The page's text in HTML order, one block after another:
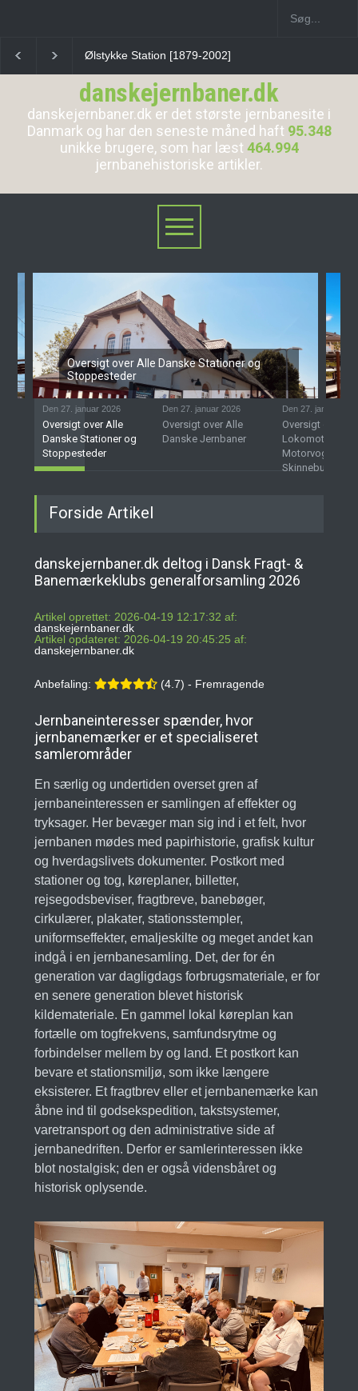
Stenløse Station Veksø Station
danskejernbaner.dk
danskejernbaner.dk er det største jernbanesite i
Danmark og har den seneste måned haft 95.348
unikke brugere, som har læst 464.994
jernbanehistoriske artikler.
Oversigt over Alle Danske Stationer og
Stoppesteder
Den 27. januar 2026
Oversigt over Alle
Danske Stationer og
Stoppesteder
Den 27. januar 2026
Oversigt over Alle
Danske Jernbaner
Den 27. januar
Oversigt over
Lokomotiver,
Motorvogne og
Skinnebusser
Forside Artikel
danskejernbaner.dk deltog i Dansk Fragt- &
Banemærkeklubs generalforsamling 2026
Artikel oprettet: 2026-04-19 12:17:32 af:
danskejernbaner.dk
Artikel opdateret: 2026-04-19 20:45:25 af:
danskejernbaner.dk
Anbefaling: (4.7) - Fremragende
Jernbaneinteresser spænder, hvor
jernbanemærker er et specialiseret
samlerområder
En særlig og undertiden overset gren af
jernbaneinteressen er samlingen af effekter og
tryksager. Her bevæger man sig ind i et felt, hvor
jernbanen mødes med papirhistorie, grafisk kultur
og hverdagslivets dokumenter. Postkort med
stationer og tog, køreplaner, billetter,
rejsegodsbeviser, fragtbreve, banebøger,
cirkulærer, plakater, stationsstempler,
uniformseffekter, emaljeskilte og meget andet kan
indgå i en jernbanesamling. Det, der for én
generation var dagligdags forbrugsmateriale, er for
en senere generation blevet historisk
kildemateriale. En gammel lokal køreplan kan
fortælle om togfrekvens, samfundsrytme og
forbindelser mellem by og land. Et postkort kan
bevare et stationsmiljø, som ikke længere
eksisterer. Et fragtbrev eller et jernbanemærke kan
åbne ind til godsekspedition, takstsystemer,
varetransport og den administrative side af
jernbanedriften. Derfor er samlerinteressen ikke
blot nostalgisk; den er også vidensbåret og
historisk oplysende.